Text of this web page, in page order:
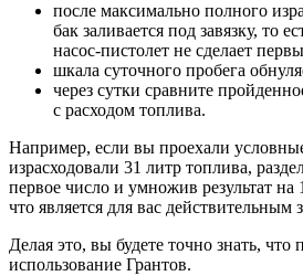
после максимально полного
бак заливается под завязку, то
насос-пистолет не сделает
шкала суточного пробега
через сутки сравните
с расходом топлива.
Например, если вы проехали
израсходовали 31 литр топлива,
первое число и умножив результат
что является для вас действительным
Делая это, вы будете точно знать, что
использование Грантов.